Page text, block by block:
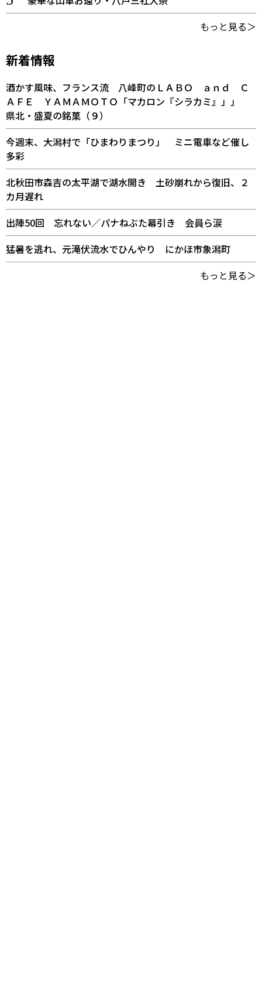
もっと見る＞
新着情報
酒かす風味、フランス流 八峰町のＬＡＢＯ ａｎｄ Ｃ
ＡＦＥ ＹＡＭＡＭＯＴＯ「マカロン『シラカミ』」」
県北・盛夏の銘菓（９）
今週末、大潟村で「ひまわりまつり」 ミニ電車など催し
多彩
北秋田市森吉の太平湖で湖水開き 土砂崩れから復旧、２
カ月遅れ
出陣50回 忘れない／パナねぶた幕引き 会員ら涙
猛暑を逃れ、元滝伏流水でひんやり にかほ市象潟町
もっと見る＞